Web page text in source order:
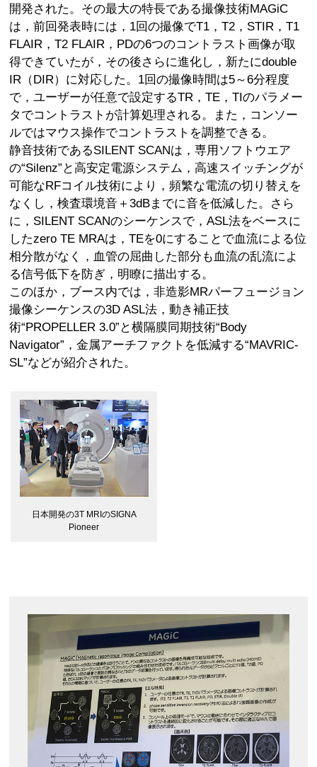
開発された。その最大の特長である撮像技術MAGiC
は，前回発表時には，1回の撮像でT1，T2，STIR，T1
FLAIR，T2 FLAIR，PDの6つのコントラスト画像が取
得できていたが，その後さらに進化し，新たにdouble
IR（DIR）に対応した。1回の撮像時間は5～6分程度
で，ユーザーが任意で設定するTR，TE，TIのパラメー
タでコントラストが計算処理される。また，コンソー
ルではマウス操作でコントラストを調整できる。
静音技術であるSILENT SCANは，専用ソフトウエア
の“Silenz”と高安定電源システム，高速スイッチングが
可能なRFコイル技術により，頻繁な電流の切り替えを
なくし，検査環境音＋3dBまでに音を低減した。さら
に，SILENT SCANのシーケンスで，ASL法をベースに
したzero TE MRAは，TEを0にすることで血流による位
相分散がなく，血管の屈曲した部分も血流の乱流によ
る信号低下を防ぎ，明瞭に描出する。
このほか，ブース内では，非造影MRパーフュージョン
撮像シーケンスの3D ASL法，動き補正技
術“PROPELLER 3.0”と横隔膜同期技術“Body
Navigator”，金属アーチファクトを低減する“MAVRIC-
SL”などが紹介された。
日本開発の3T MRIのSIGNA
Pioneer